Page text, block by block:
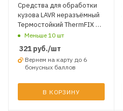
Средства для обработки
кузова LAVR неразъёмный
Термостойкий ThermFIX 9
гр.Меньше 10 шт
321 руб./шт
Вернем на карту до 6
бонусных баллов
В КОРЗИНУ